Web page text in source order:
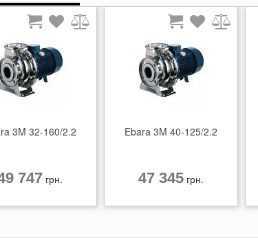
3M 32-160/2.2
747 грн.
Ebara 3M 40-125/2.2
47 345грн.